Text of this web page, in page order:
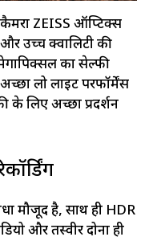
ZEISS ऑप्टिक्स
उच्च क्वालिटी की
का सेल्फी
लो लाइट परफॉर्मेंस
के लिए अच्छा प्रदर्शन
मौजूद है, साथ ही HDR
और तस्वीरें दोनों ही